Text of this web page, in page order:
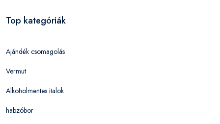
Top kategóriák
Ajándék csomagolás
Vermut
Alkoholmentes italok
habzóbor